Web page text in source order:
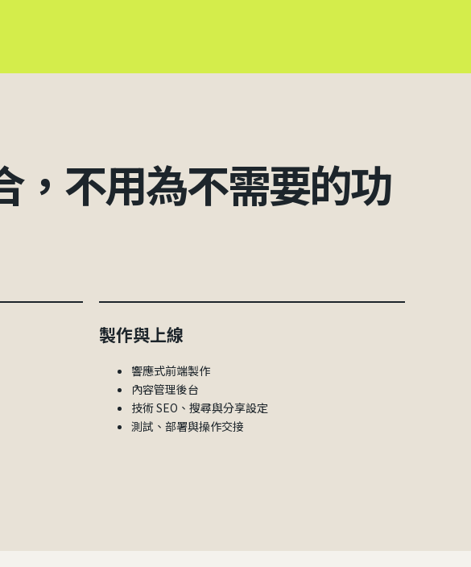
，不用為不需要的功
製作與上線
響應式前端製作
內容管理後台
技術 SEO、搜尋與分享設定
測試、部署與操作交接